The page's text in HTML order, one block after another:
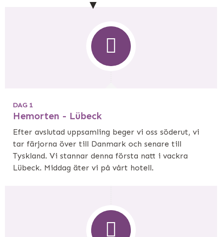
DAG 1
Hemorten - Lübeck
Efter avslutad uppsamling beger vi oss söderut, vi
tar färjorna över till Danmark och senare till
Tyskland. Vi stannar denna första natt i vackra
Lübeck. Middag äter vi på vårt hotell.